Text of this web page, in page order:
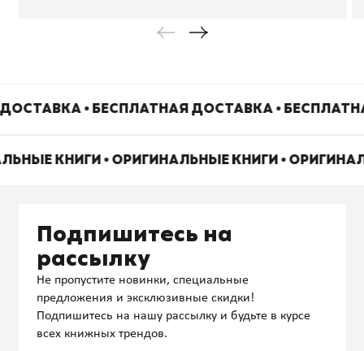
• БЕСПЛАТНАЯ ДОСТАВКА •
КНИГИ • ОРИГИНАЛЬНЫЕ КНИГИ •
Подпишитесь на
рассылку
Не пропустите новинки, специальные
предложения и эксклюзивные скидки!
Подпишитесь на нашу рассылку и будьте в курсе
всех книжных трендов.